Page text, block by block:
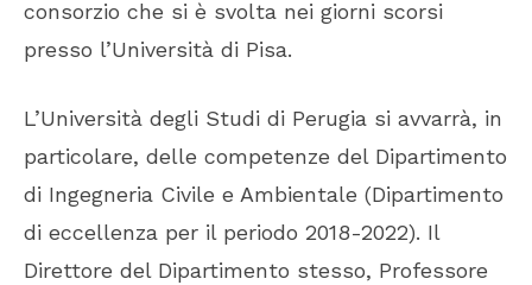
consorzio che si è svolta nei giorni scorsi
presso l’Università di Pisa.
L’Università degli Studi di Perugia si avvarrà, in
particolare, delle competenze del Dipartimento
di Ingegneria Civile e Ambientale (Dipartimento
di eccellenza per il periodo 2018-2022). Il
Direttore del Dipartimento stesso, Professore